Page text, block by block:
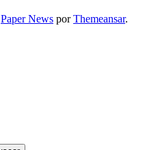
Paper News porThemeansar.